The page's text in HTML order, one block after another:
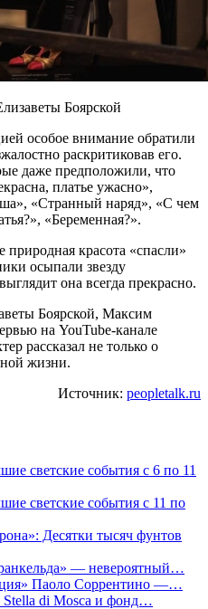
Боярской
особое внимание обратили
раскритиковав его.
даже предположили, что
платье ужасно»,
«Странный наряд», «С чем
«Беременная?».
природная красота «спасли»
осыпали звезду
она всегда прекрасно.
Боярской, Максим
на YouTube-канале
рассказал не только о
жизни.
Источник: peopletalk.ru
светские события с 6 по 11
светские события с 11 по
Десятки тысяч фунтов
— невероятный…
Паоло Соррентино —…
Stella di Mosca и фонд…